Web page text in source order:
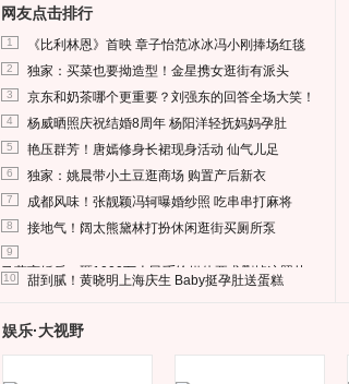
网友点击排行
1 《比利林恩》首映 章子怡范冰冰冯小刚捧场红毯
2 独家：买菜也要拗造型！金星携女逛街有派头
3 京东和奶茶哪个更重要？刘强东的回答全场大笑！
4 杨威晒照庆祝结婚8周年 杨阳洋轻抚妈妈孕肚
5 艳压群芳！唐嫣修身长裙现身活动 仙气儿足
6 独家：姚晨带小土豆逛商场 购置产后新衣
7 成都风味！张靓颖冯轲曝婚纱照 吃串串打麻将
8 接地气！阔太熊黛林打扮休闲逛街买厕所泵
9
马蓉离婚后，砸1000万人民币给媒体要求删掉这照片
10 甜到腻！黄晓明上海庆生 Baby挺孕肚送蛋糕
娱乐·大视野